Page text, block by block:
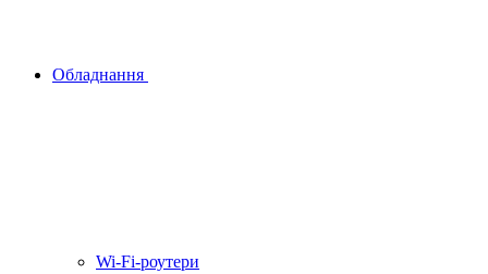
Обладнання
Wi-Fi-роутери